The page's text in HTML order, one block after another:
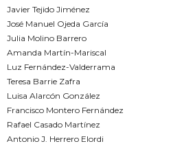
Javier Tejido Jiménez
José Manuel Ojeda García
Julia Molino Barrero
Amanda Martín-Mariscal
Luz Fernández-Valderrama
Teresa Barrie Zafra
Luisa Alarcón González
Francisco Montero Fernández
Rafael Casado Martínez
Antonio J. Herrero Elordi